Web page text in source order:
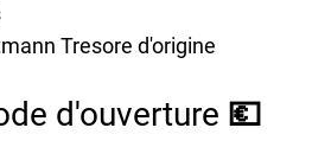
Tresore d'origine
d'ouverture 💶